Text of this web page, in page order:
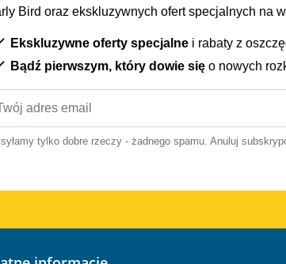
Bird oraz ekskluzywnych ofert specjalnych na
Ekskluzywne oferty specjalne i rabaty z
Bądź pierwszym, który dowie się o nowych
tylko dobre rzeczy - żadnego spamu. Anuluj